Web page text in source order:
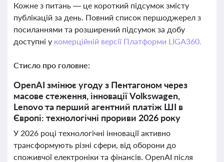
Кожне з питань — це короткий підсумок змісту
публікацій за день. Повний список першоджерел з
посиланнями та розширений підсумок за добу
доступні у комерційній версії Платформи LIGA360.
Стисло про головне:
OpenAI змінює угоду з Пентагоном через
масове стеження, інновації Volkswagen,
Lenovo та перший агентний платіж ШІ в
Європі: технологічні прориви 2026 року
У 2026 році технологічні інновації активно
трансформують різні сфери, від оборони до
споживчої електроніки та фінансів. OpenAI після